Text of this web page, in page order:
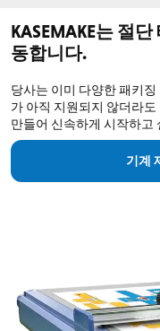
KASEMAKE는 절
동합니다.
당사는 이미 다양한 패키
가 아직 지원되지 않더라도
만들어 신속하게 시작하고
기계